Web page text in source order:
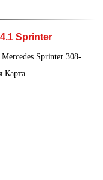
Sprinter
Sprinter 308-
Карта